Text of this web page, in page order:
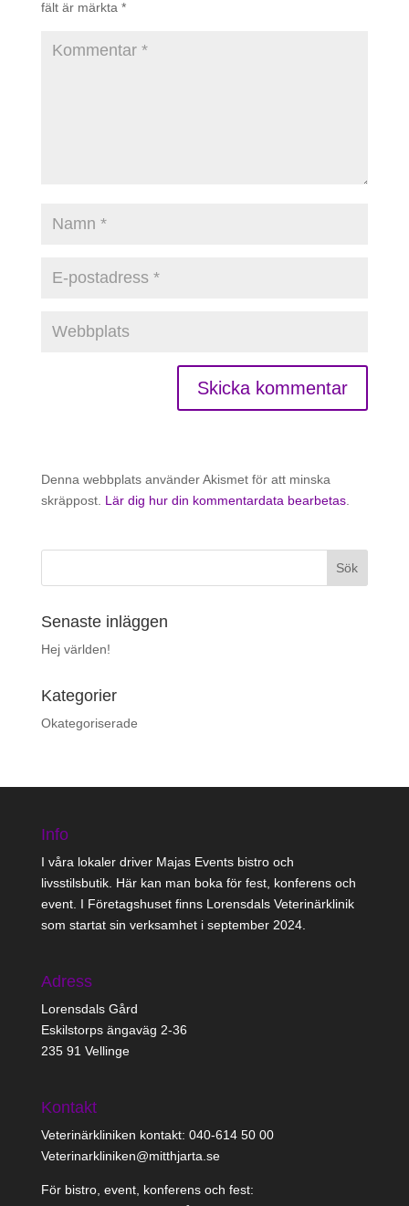
fält är märkta *
Denna webbplats använder Akismet för att minska
skräppost. Lär dig hur din kommentardata bearbetas.
Senaste inläggen
Hej världen!
Kategorier
Okategoriserade
Info
I våra lokaler driver Majas Events bistro och
livsstilsbutik. Här kan man boka för fest, konferens och
event. I Företagshuset finns Lorensdals Veterinärklinik
som startat sin verksamhet i september 2024.
Adress
Lorensdals Gård
Eskilstorps ängaväg 2-36
235 91 Vellinge
Kontakt
Veterinärkliniken kontakt: 040-614 50 00
Veterinarkliniken@mitthjarta.se
För bistro, event, konferens och fest: